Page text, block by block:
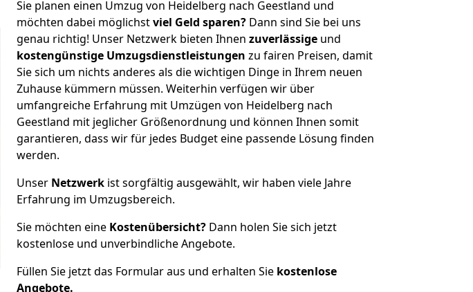
Sie planen einen Umzug von Heidelberg nach Geestland und
möchten dabei möglichstviel Geld sparen? Dann sind Sie bei uns
genau richtig! Unser Netzwerk bieten Ihnen zuverlässige und
kostengünstige Umzugsdienstleistungen zu fairen Preisen, damit
Sie sich um nichts anderes als die wichtigen Dinge in Ihrem neuen
Zuhause kümmern müssen. Weiterhin verfügen wir über
umfangreiche Erfahrung mit Umzügen von Heidelberg nach
Geestland mit jeglicher Größenordnung und können Ihnen somit
garantieren, dass wir für jedes Budget eine passende Lösung finden
werden.
Unser Netzwerk ist sorgfältig ausgewählt, wir haben viele Jahre
Erfahrung im Umzugsbereich.
Sie möchten eine Kostenübersicht? Dann holen Sie sich jetzt
kostenlose und unverbindliche Angebote.
Füllen Sie jetzt das Formular aus und erhalten Sie kostenlose
Angebote.